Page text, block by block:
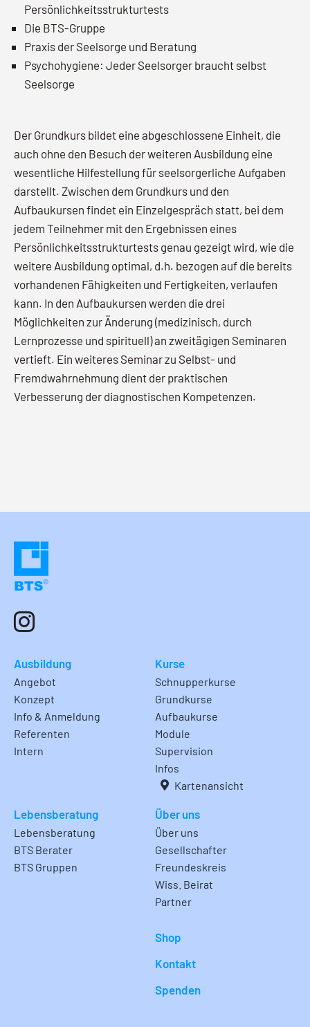
Persönlichkeitsstrukturtests
Die BTS-Gruppe
Praxis der Seelsorge und Beratung
Psychohygiene: Jeder Seelsorger braucht selbst
Seelsorge
Der Grundkurs bildet eine abgeschlossene Einheit, die
auch ohne den Besuch der weiteren Ausbildung eine
wesentliche Hilfestellung für seelsorgerliche Aufgaben
darstellt. Zwischen dem Grundkurs und den
Aufbaukursen findet ein Einzelgespräch statt, bei dem
jedem Teilnehmer mit den Ergebnissen eines
Persönlichkeitsstrukturtests genau gezeigt wird, wie die
weitere Ausbildung optimal, d.h. bezogen auf die bereits
vorhandenen Fähigkeiten und Fertigkeiten, verlaufen
kann. In den Aufbaukursen werden die drei
Möglichkeiten zur Änderung (medizinisch, durch
Lernprozesse und spirituell) an zweitägigen Seminaren
vertieft. Ein weiteres Seminar zu Selbst- und
Fremdwahrnehmung dient der praktischen
Verbesserung der diagnostischen Kompetenzen.
Ausbildung
Angebot
Konzept
Info & Anmeldung
Referenten
Intern
Kurse
Schnupperkurse
Grundkurse
Aufbaukurse
Module
Supervision
Infos
Kartenansicht
Lebensberatung
Lebensberatung
BTS Berater
BTS Gruppen
Über uns
Über uns
Gesellschafter
Freundeskreis
Wiss. Beirat
Partner
Shop
Kontakt
Spenden